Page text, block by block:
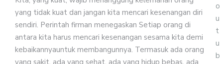
yang tidak kuat dan jangan kita mencari kesenangan diri
sendiri. Perintah firman menegaskan Setiap orang di
antara kita harus mencari kesenangan sesama kita demi
kebaikannyauntuk membangunnya. Termasuk ada orang
yang sakit, ada yang sehat, ada yang hidup bebas, ada
o
u
t
u
b